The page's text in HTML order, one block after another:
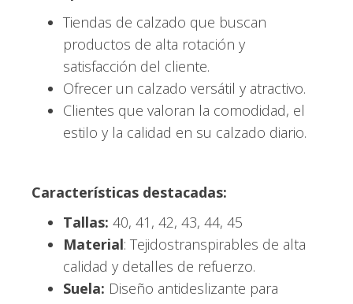
Tiendas de calzado que buscan
productos de alta rotación y
satisfacción del cliente.
Ofrecer un calzado versátil y atractivo.
Clientes que valoran la comodidad, el
estilo y la calidad en su calzado diario.
Características destacadas:
Tallas: 40, 41, 42, 43, 44, 45
Material: Tejidostranspirables de alta
calidad y detalles de refuerzo.
Suela: Diseño antideslizante para